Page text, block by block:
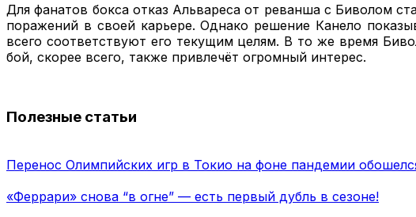
Для фанатов бокса отказ Альвареса от реванша с Биволом
поражений в своей карьере. Однако решение Канело
всего соответствуют его текущим целям. В то же время
бой, скорее всего, также привлечёт огромный интерес.
Полезные статьи
Перенос Олимпийских игр в Токио на фоне пандемии
«Феррари» снова “в огне” — есть первый дубль в сезоне!